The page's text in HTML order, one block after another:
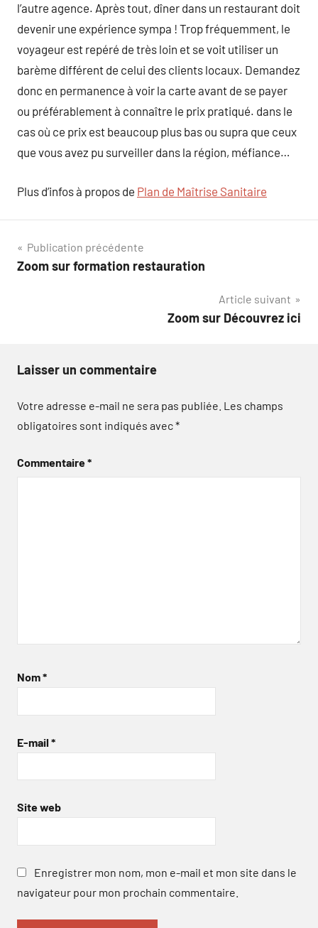
l’autre agence. Après tout, dîner dans un restaurant doit
devenir une expérience sympa ! Trop fréquemment, le
voyageur est repéré de très loin et se voit utiliser un
barème différent de celui des clients locaux. Demandez
donc en permanence à voir la carte avant de se payer
ou préférablement à connaître le prix pratiqué. dans le
cas où ce prix est beaucoup plus bas ou supra que ceux
que vous avez pu surveiller dans la région, méfiance…
Plus d’infos à propos de Plan de Maîtrise Sanitaire
Navigation
de
Publication précédente
Zoom sur formation restauration
Article suivant
Zoom sur Découvrez ici
Laisser un commentaire
Votre adresse e-mail ne sera pas publiée. Les champs
obligatoires sont indiqués avec*
Commentaire*
Nom*
E-mail *
Site web
Enregistrer mon nom, mon e-mail et mon site dans le
navigateur pour mon prochain commentaire.